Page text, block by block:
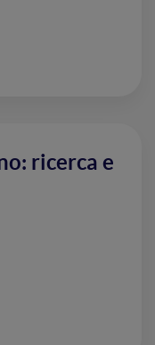
ricerca e